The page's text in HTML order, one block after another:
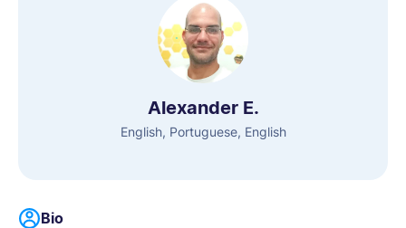
Alexander E.
English, Portuguese, English
Bio